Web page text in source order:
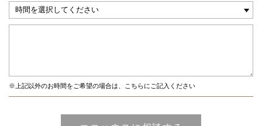
※上記以外のお時間をご希望の場合は、こちらにご記入ください